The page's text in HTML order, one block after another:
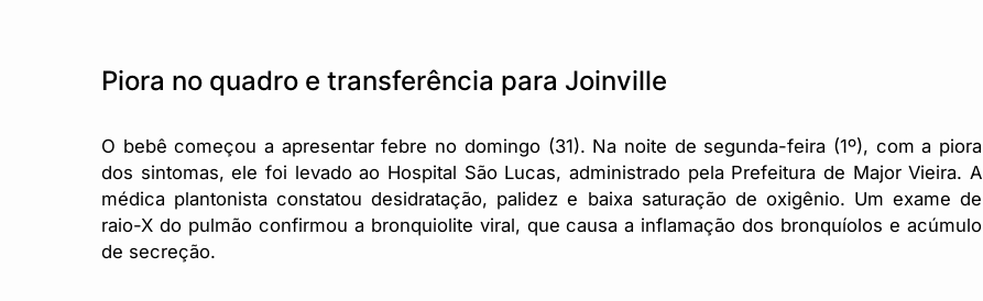
Piora no quadro e transferência para Joinville
O bebê começou a apresentar febre no domingo (31). Na noite de segunda-feira (1º), com a piora
dos sintomas, ele foi levado ao Hospital São Lucas, administrado pela Prefeitura de Major Vieira. A
médica plantonista constatou desidratação, palidez e baixa saturação de oxigênio. Um exame de
raio-X do pulmão confirmou a bronquiolite viral, que causa a inflamação dos bronquíolos e acúmulo
de secreção.